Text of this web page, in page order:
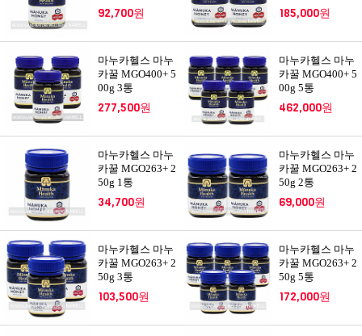
92,700원 185,000원
마누카헬스 마누
카꿀 MGO400+ 5
00g 3통
277,500원
마누카헬스 마누
카꿀 MGO400+ 5
00g 5통
462,000원
마누카헬스 마누
카꿀 MGO263+ 2
50g 1통
34,700원
마누카헬스 마누
카꿀 MGO263+ 2
50g 2통
69,000원
마누카헬스 마누
카꿀 MGO263+ 2
50g 3통
103,500원
마누카헬스 마누
카꿀 MGO263+ 2
50g 5통
172,000원